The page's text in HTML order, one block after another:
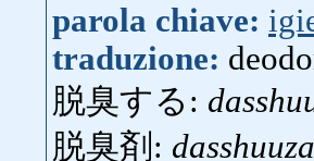
parola chiave:
traduzione:
脱臭する:
脱臭剤: